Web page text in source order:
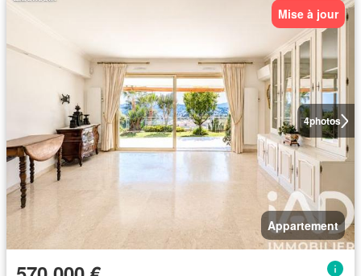
4photos
Mise à jour
Appartement